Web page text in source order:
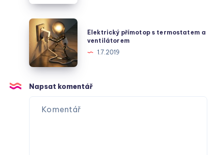
české
metropoli
Váš
Spolehlivý
Průvodce
Energetickým
Světem
Elektrický
přímotop
termostatem
ventilátorem
Elektrický přímotop s termostatem a
ventilátorem
1.7.2019
Napsat komentář